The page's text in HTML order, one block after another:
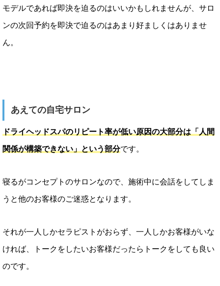
モデルであれば即決を迫るのはいいかもしれませんが、サロ
ンの次回予約を即決で迫るのはあまり好ましくはありませ
ん。
あえての自宅サロン
ドライヘッドスパのリピート率が低い原因の大部分は「人間
関係が構築できない」という部分です。
寝るがコンセプトのサロンなので、施術中に会話をしてしま
うと他のお客様のご迷惑となります。
それが一人しかセラピストがおらず、一人しかお客様がいな
ければ、トークをしたいお客様だったらトークをしても良い
のです。